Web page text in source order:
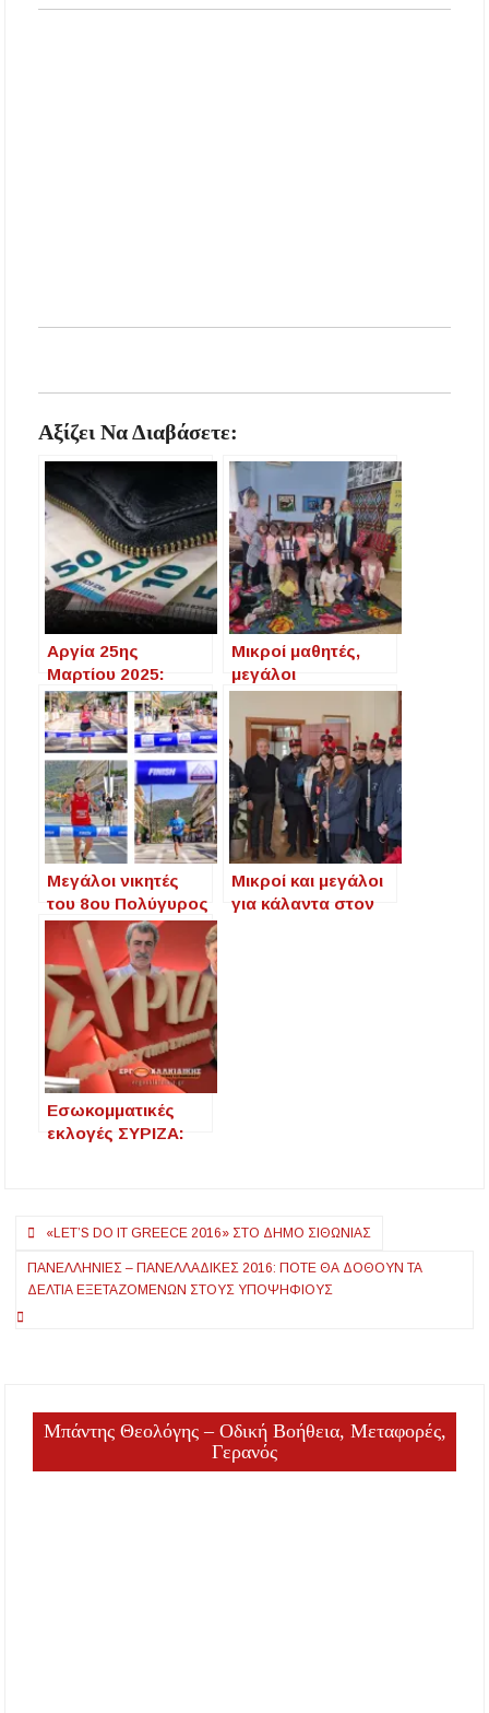
Αξίζει Να Διαβάσετε:
Αργία 25ης
Μαρτίου 2025:
Δείτε πόσα
χρήματα θα πάρετε
εάν δουλέψετε – Οι
κερδισμένοι και οι
χαμένοι
Μικροί μαθητές,
μεγάλοι
κληρονόμοι της
παράδοσης –
Επίσκεψη στο
Εργαστήρι
Καλλιγραφικών
Υφαντών Αρναίας
Μεγάλοι νικητές
του 8ου Πολύγυρος
Run Χαλκιδική 2024
Μικροί και μεγάλοι
για κάλαντα στον
Εσωκομματικές
εκλογές ΣΥΡΙΖΑ:
Πλοήγηση
άρθρων
«LET’S DO IT GREECE 2016» ΣΤΟ ΔΉΜΟ ΣΙΘΩΝΊΑΣ
ΠΑΝΕΛΛΉΝΙΕΣ – ΠΑΝΕΛΛΑΔΙΚΈΣ 2016: ΠΌΤΕ ΘΑ ΔΟΘΟΎΝ ΤΑ
ΔΕΛΤΊΑ ΕΞΕΤΑΖΟΜΈΝΩΝ ΣΤΟΥΣ ΥΠΟΨΗΦΊΟΥΣ
Μπάντης Θεολόγης – Οδική Βοήθεια, Μεταφορές,
Γερανός